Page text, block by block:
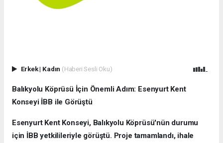
Erkek| Kadın (Haberi Sesli Oku)
Balıkyolu Köprüsü İçin Önemli Adım: Esenyurt Kent
Konseyi İBB ile Görüştü
Esenyurt Kent Konseyi, Balıkyolu Köprüsü'nün durumu
için İBB yetkilileriyle görüştü. Proje tamamlandı, ihale